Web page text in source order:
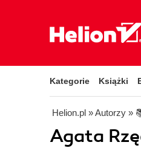
Kategorie Książki
Helion.pl » Autorzy »
Agata